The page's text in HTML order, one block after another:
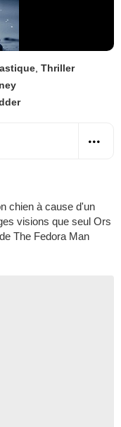
Thriller
chien à cause d'un
visions que seul Ors
The Fedora Man